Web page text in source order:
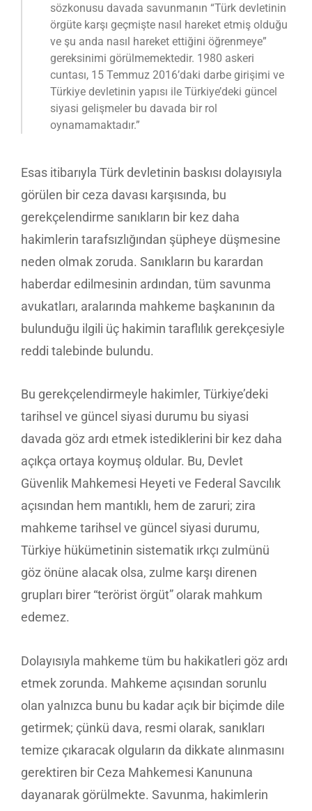
sözkonusu davada savunmanın “Türk devletinin
örgüte karşı geçmişte nasıl hareket etmiş olduğu
ve şu anda nasıl hareket ettiğini öğrenmeye”
gereksinimi görülmemektedir. 1980 askeri
cuntası, 15 Temmuz 2016’daki darbe girişimi ve
Türkiye devletinin yapısı ile Türkiye’deki güncel
siyasi gelişmeler bu davada bir rol
oynamamaktadır.”
Esas itibarıyla Türk devletinin baskısı dolayısıyla
görülen bir ceza davası karşısında, bu
gerekçelendirme sanıkların bir kez daha
hakimlerin tarafsızlığından şüpheye düşmesine
neden olmak zoruda. Sanıkların bu karardan
haberdar edilmesinin ardından, tüm savunma
avukatları, aralarında mahkeme başkanının da
bulunduğu ilgili üç hakimin taraflılık gerekçesiyle
reddi talebinde bulundu.
Bu gerekçelendirmeyle hakimler, Türkiye’deki
tarihsel ve güncel siyasi durumu bu siyasi
davada göz ardı etmek istediklerini bir kez daha
açıkça ortaya koymuş oldular. Bu, Devlet
Güvenlik Mahkemesi Heyeti ve Federal Savcılık
açısından hem mantıklı, hem de zaruri; zira
mahkeme tarihsel ve güncel siyasi durumu,
Türkiye hükümetinin sistematik ırkçı zulmünü
göz önüne alacak olsa, zulme karşı direnen
grupları birer “terörist örgüt” olarak mahkum
edemez.
Dolayısıyla mahkeme tüm bu hakikatleri göz ardı
etmek zorunda. Mahkeme açısından sorunlu
olan yalnızca bunu bu kadar açık bir biçimde dile
getirmek; çünkü dava, resmi olarak, sanıkları
temize çıkaracak olguların da dikkate alınmasını
gerektiren bir Ceza Mahkemesi Kanununa
dayanarak görülmekte. Savunma, hakimlerin